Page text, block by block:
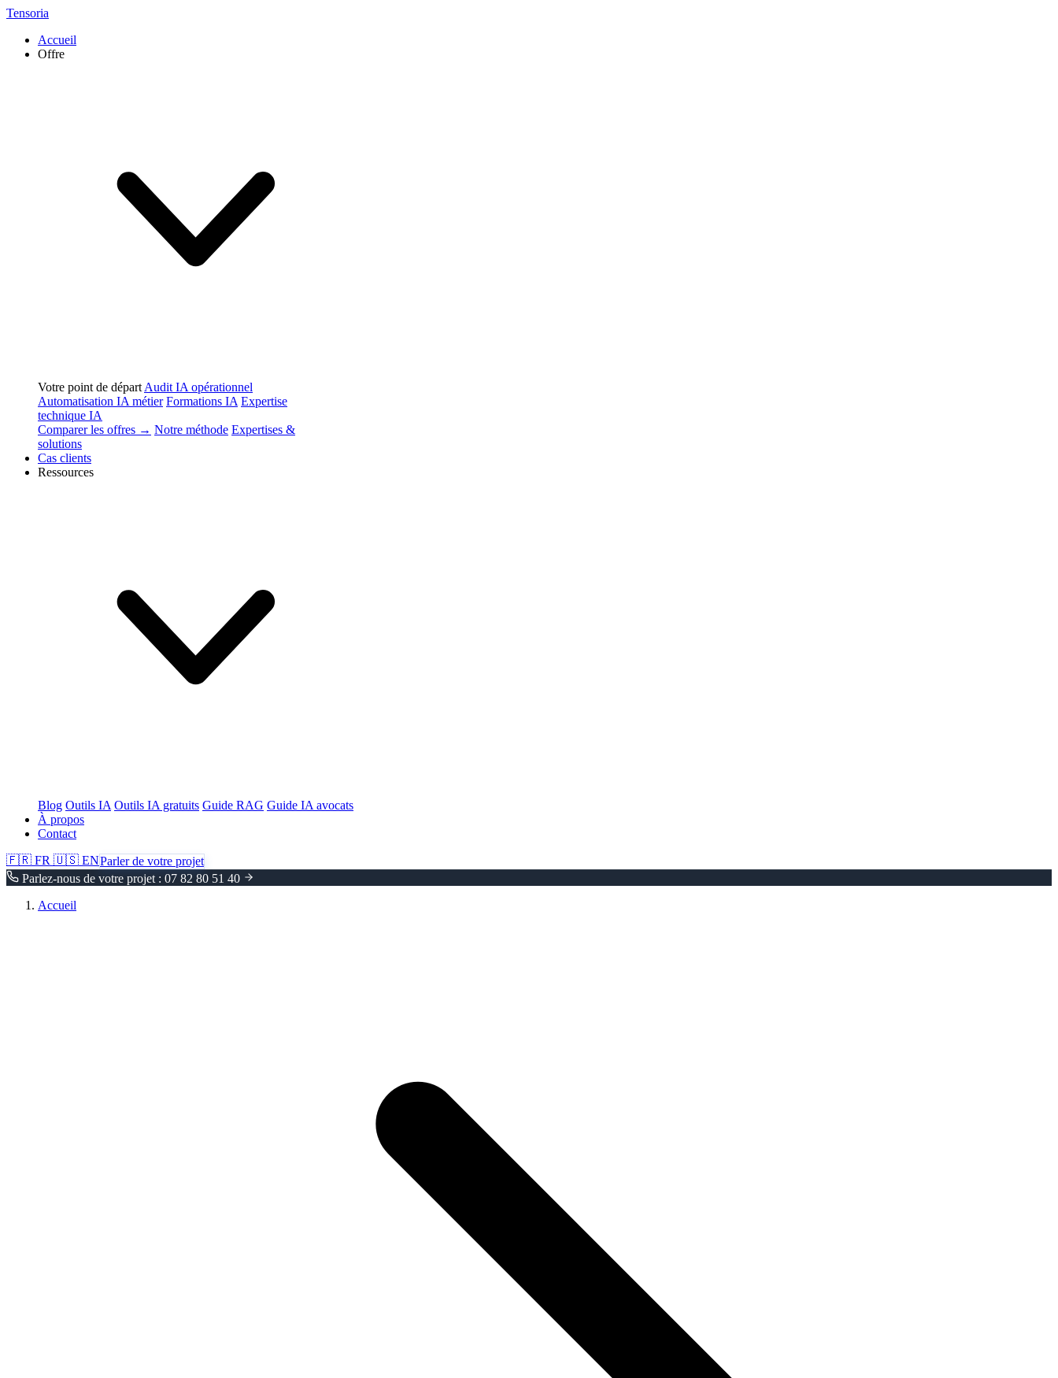
Tensoria
Accueil
Offre
Votre point de départ Audit IA opérationnel
Automatisation IA métier Formations IA Expertise
technique IA
Comparer les offres → Notre méthode Expertises &
solutions
Cas clients
Ressources
Blog Outils IA Outils IA gratuits Guide RAG Guide IA avocats
À propos
Contact
🇫🇷 FR 🇺🇸 ENParler de votre projet
Parlez-nous de votre projet : 07 82 80 51 40
Accueil